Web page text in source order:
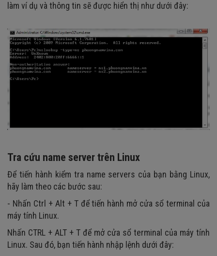
làm ví dụ và thông tin sẽ được hiển thị như dưới đây:
Tra cứu name server trên Linux
Để tiến hành kiểm tra name servers của bạn bằng Linux,
hãy làm theo các bước sau:
- Nhấn Ctrl + Alt + T để tiến hành mở cửa sổ terminal của
máy tính Linux.
Nhấn CTRL + ALT + T để mở cửa sổ terminal của máy tính
Linux. Sau đó, bạn tiến hành nhập lệnh dưới đây: